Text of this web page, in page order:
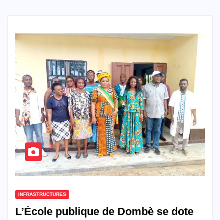
INFRASTRUCTURES
L’École publique de Dombè se dote